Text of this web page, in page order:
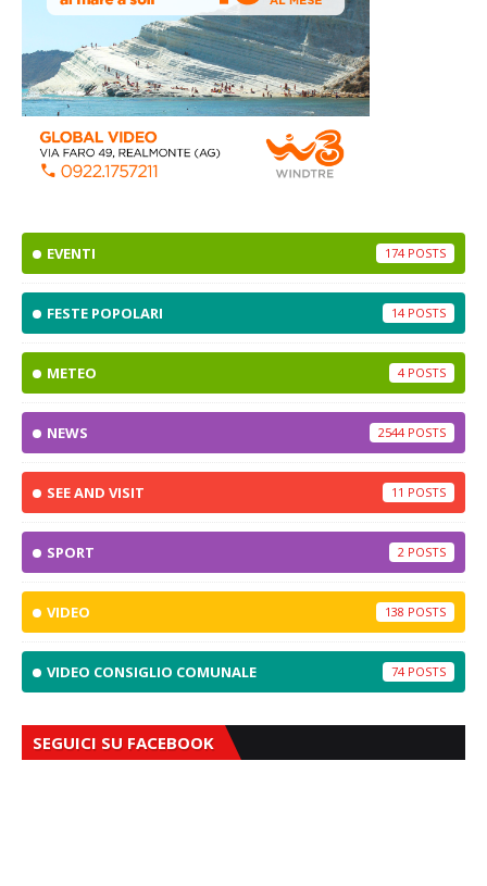
EVENTI 174
FESTE POPOLARI 14
METEO 4
NEWS 2544
SEE AND VISIT 11
SPORT 2
VIDEO 138
VIDEO CONSIGLIO COMUNALE 74
SEGUICI SU FACEBOOK